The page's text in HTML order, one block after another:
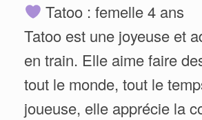
Tatoo : femelle 4 ans
Tatoo est une joyeuse et
en train. Elle aime faire
tout le monde, tout le
joueuse, elle apprécie la